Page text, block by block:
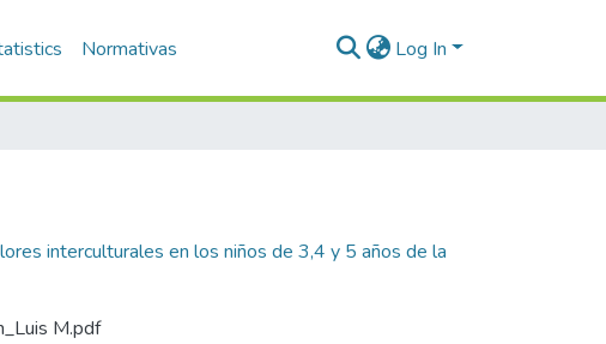
Normativas Log In
interculturales en los niños de 3,4 y 5 años de la
M.pdf